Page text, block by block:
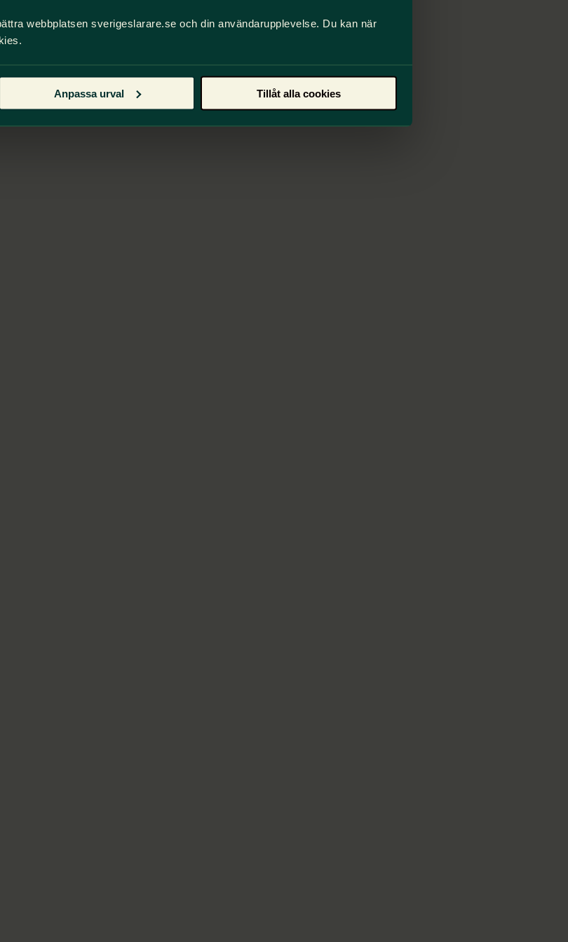
webbplatsen sverigeslarare.se och din användarupplevelse. Du kan när
Anpassa urval Tillåt alla cookies
frågor